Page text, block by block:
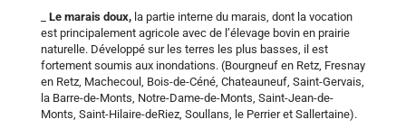
Le marais doux,la partie interne du marais, dont la vocation
est principalement agricole avec de l’élevage bovin en prairie
naturelle. Développé sur les terres les plus basses, il est
fortement soumis aux inondations. (Bourgneuf en Retz, Fresnay
en Retz, Machecoul, Bois-de-Céné, Chateauneuf, Saint-Gervais,
la Barre-de-Monts, Notre-Dame-de-Monts, Saint-Jean-de-
Monts, Saint-Hilaire-deRiez, Soullans, le Perrier et Sallertaine).